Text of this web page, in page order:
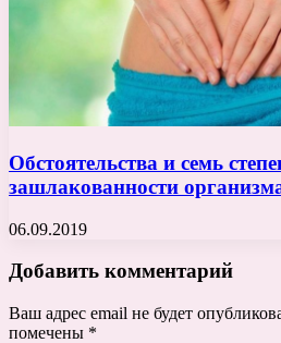
Обстоятельства и семь
зашлакованности
06.09.2019
Добавить комментарий
Ваш адрес email не будет
помечены *